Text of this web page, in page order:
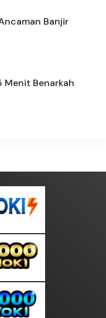
Banjir
Menit Benarkah